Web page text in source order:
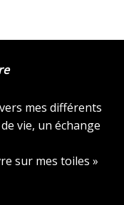
mes différents
vie, un échange
sur mes toiles »